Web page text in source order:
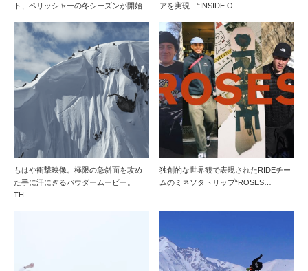
ト、ペリッシャーの冬シーズンが開始
アを実現 “INSIDE O…
もはや衝撃映像。極限の急斜面を攻め
た手に汗にぎるパウダームービー。
TH…
独創的な世界観で表現されたRIDEチー
ムのミネソタトリップ“ROSES…